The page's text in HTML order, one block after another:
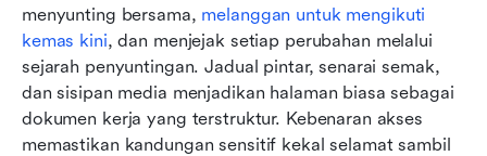
menyunting bersama, melanggan untuk mengikuti
kemas kini, dan menjejak setiap perubahan melalui
sejarah penyuntingan. Jadual pintar, senarai semak,
dan sisipan media menjadikan halaman biasa sebagai
dokumen kerja yang terstruktur. Kebenaran akses
memastikan kandungan sensitif kekal selamat sambil